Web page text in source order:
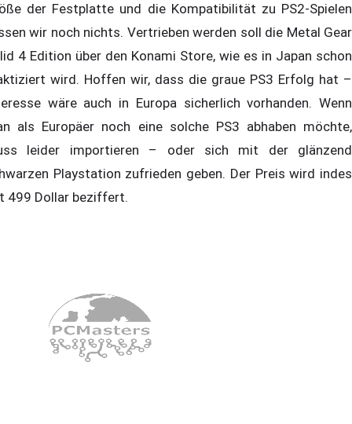
der Festplatte und die Kompatibilität zu PS2-Spielen
wir noch nichts. Vertrieben werden soll die Metal Gear
4 Edition über den Konami Store, wie es in Japan schon
wird. Hoffen wir, dass die graue PS3 Erfolg hat –
wäre auch in Europa sicherlich vorhanden. Wenn
als Europäer noch eine solche PS3 abhaben möchte,
leider importieren – oder sich mit der glänzend
Playstation zufrieden geben. Der Preis wird indes
499 Dollar beziffert.